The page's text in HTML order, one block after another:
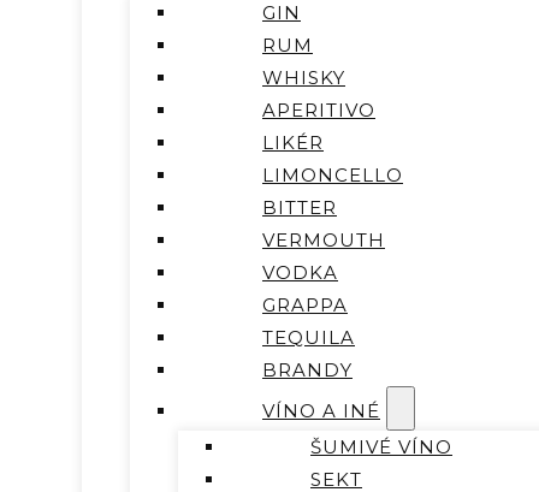
GIN
RUM
WHISKY
APERITIVO
LIKÉR
LIMONCELLO
BITTER
VERMOUTH
VODKA
GRAPPA
TEQUILA
BRANDY
VÍNO A INÉ
ŠUMIVÉ VÍNO
SEKT